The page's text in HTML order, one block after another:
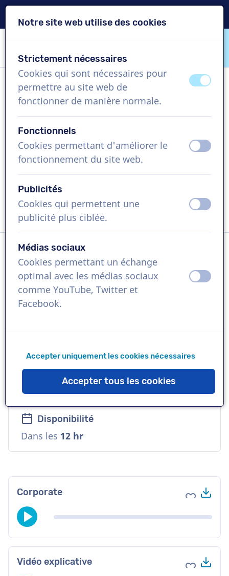
VoiceProductions
Alexia
Femme, Royaume-Uni
US$ 304,95
Vidéo d'entreprise , 1 - 250 mots
Demandez une démo gratuite
Langue
Anglais (Britannique)
Références
Voix
Urbaine, Cool, Amicale, Chaude,
Corporative
Disponibilité
Dans les 12 hr
Corporate Ajouter
Vidéo explicative Ajouter
Notre site web utilise des cookies
Strictement nécessaires
Cookies qui sont nécessaires pour
permettre au site web de
fonctionner de manière normale.
éteint
Fonctionnels
Cookies permettant d'améliorer le
fonctionnement du site web.
éteint
Publicités
Cookies qui permettent une
publicité plus ciblée.
éteint
Médias sociaux
Cookies permettant un échange
optimal avec les médias sociaux
comme YouTube, Twitter et
Facebook.
éteint
Accepter uniquement les cookies nécessaires
Accepter tous les cookies